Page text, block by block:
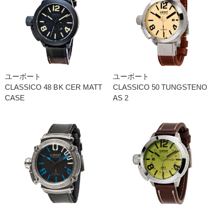
ユーボート
CLASSICO 48 BK CER MATT
CASE
ユーボート
CLASSICO 50 TUNGSTENO
AS 2